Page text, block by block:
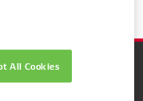
All Cookies